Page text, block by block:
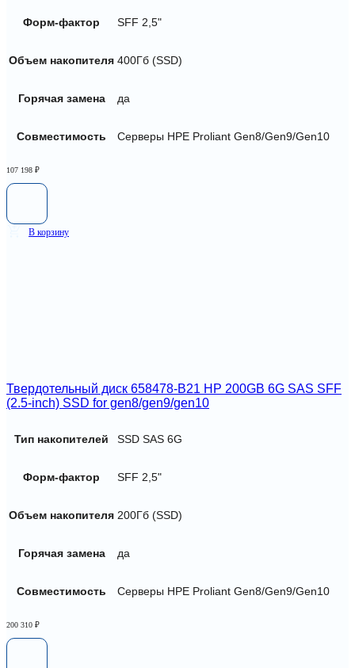
Форм-фактор SFF 2,5"
Объем накопителя 400Гб (SSD)
Горячая замена да
Совместимость Серверы HPE Proliant Gen8/Gen9/Gen10
107 198 ₽
В корзину
Твердотельный диск 658478-B21 HP 200GB 6G SAS SFF
(2.5-inch) SSD for gen8/gen9/gen10
Тип накопителей SSD SAS 6G
Форм-фактор SFF 2,5"
Объем накопителя 200Гб (SSD)
Горячая замена да
Совместимость Серверы HPE Proliant Gen8/Gen9/Gen10
200 310 ₽